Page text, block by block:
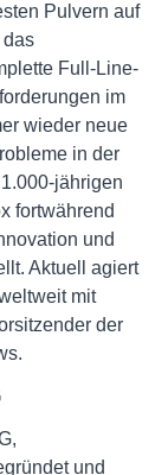
Pulvern auf
das
Full-Line-
im
wieder neue
in der
jährigen
fortwährend
und
Aktuell agiert
mit
der
und